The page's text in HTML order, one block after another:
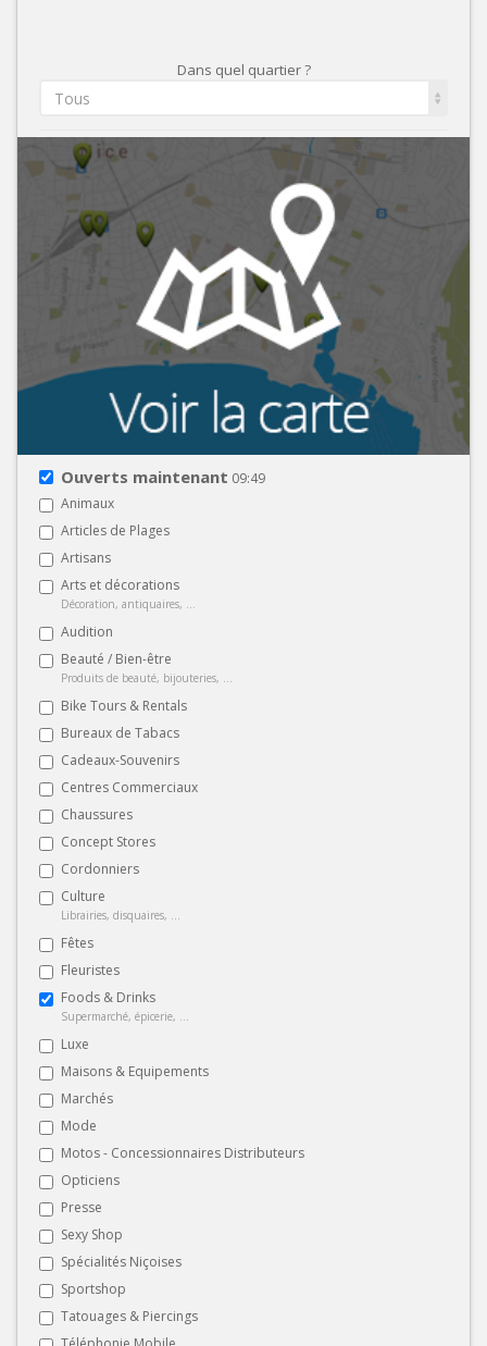
Dans quel quartier ?
Tous
Ouverts maintenant 09:49
Animaux
Articles de Plages
Artisans
Arts et décorations
Décoration, antiquaires, ...
Audition
Beauté / Bien-être
Produits de beauté, bijouteries, ...
Bike Tours & Rentals
Bureaux de Tabacs
Cadeaux-Souvenirs
Centres Commerciaux
Chaussures
Concept Stores
Cordonniers
Culture
Librairies, disquaires, ...
Fêtes
Fleuristes
Foods & Drinks
Supermarché, épicerie, ...
Luxe
Maisons & Equipements
Marchés
Mode
Motos - Concessionnaires Distributeurs
Opticiens
Presse
Sexy Shop
Spécialités Niçoises
Sportshop
Tatouages & Piercings